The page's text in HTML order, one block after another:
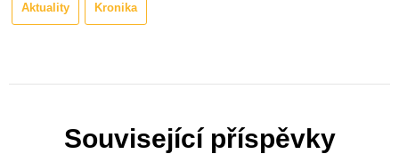
Aktuality Kronika
Související příspěvky